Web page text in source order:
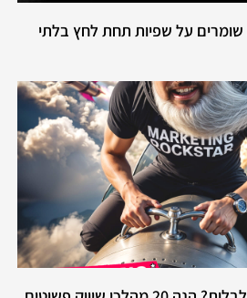
שומרים על שפיות תחת לחץ בלתי